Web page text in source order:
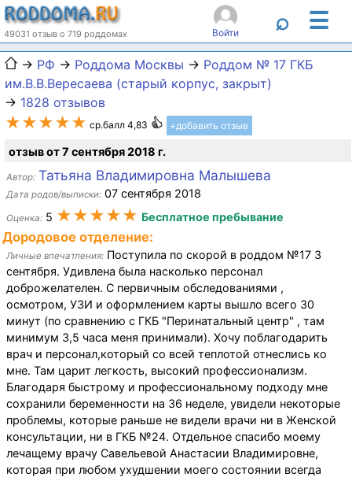
49031 отзыв о 719 роддомах Войти ⌕ ☰
→ РФ → Роддома Москвы → Роддом № 17 ГКБ
им.В.В.Вересаева (старый корпус, закрыт)
→ 1828 отзывов
★★★★★ ср.балл 4,83 +добавить отзыв
отзыв от 7 сентября 2018 г.
Автор: Татьяна Владимировна Малышева
Дата родов/выписки: 07 сентября 2018
Оценка: 5 ★★★★★ Бесплатное пребывание
Дородовое отделение:
Личные впечатления: Поступила по скорой в роддом №17 3
сентября. Удивлена была насколько персонал
доброжелателен. С первичным обследованиями ,
осмотром, УЗИ и оформлением карты вышло всего 30
минут (по сравнению с ГКБ "Перинатальный центр" , там
минимум 3,5 часа меня принимали). Хочу поблагодарить
врач и персонал,который со всей теплотой отнеслись ко
мне. Там царит легкость, высокий профессионализм.
Благодаря быстрому и профессиональному подходу мне
сохранили беременности на 36 неделе, увидели некоторые
проблемы, которые раньше не видели врачи ни в Женской
консультации, ни в ГКБ №24. Отдельное спасибо моему
лечащему врачу Савельевой Анастасии Владимировне,
которая при любом ухудшении моего состоянии всегда